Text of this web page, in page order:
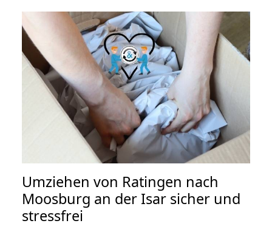
Umziehen von Ratingen nach
Moosburg an der Isar sicher und
stressfrei